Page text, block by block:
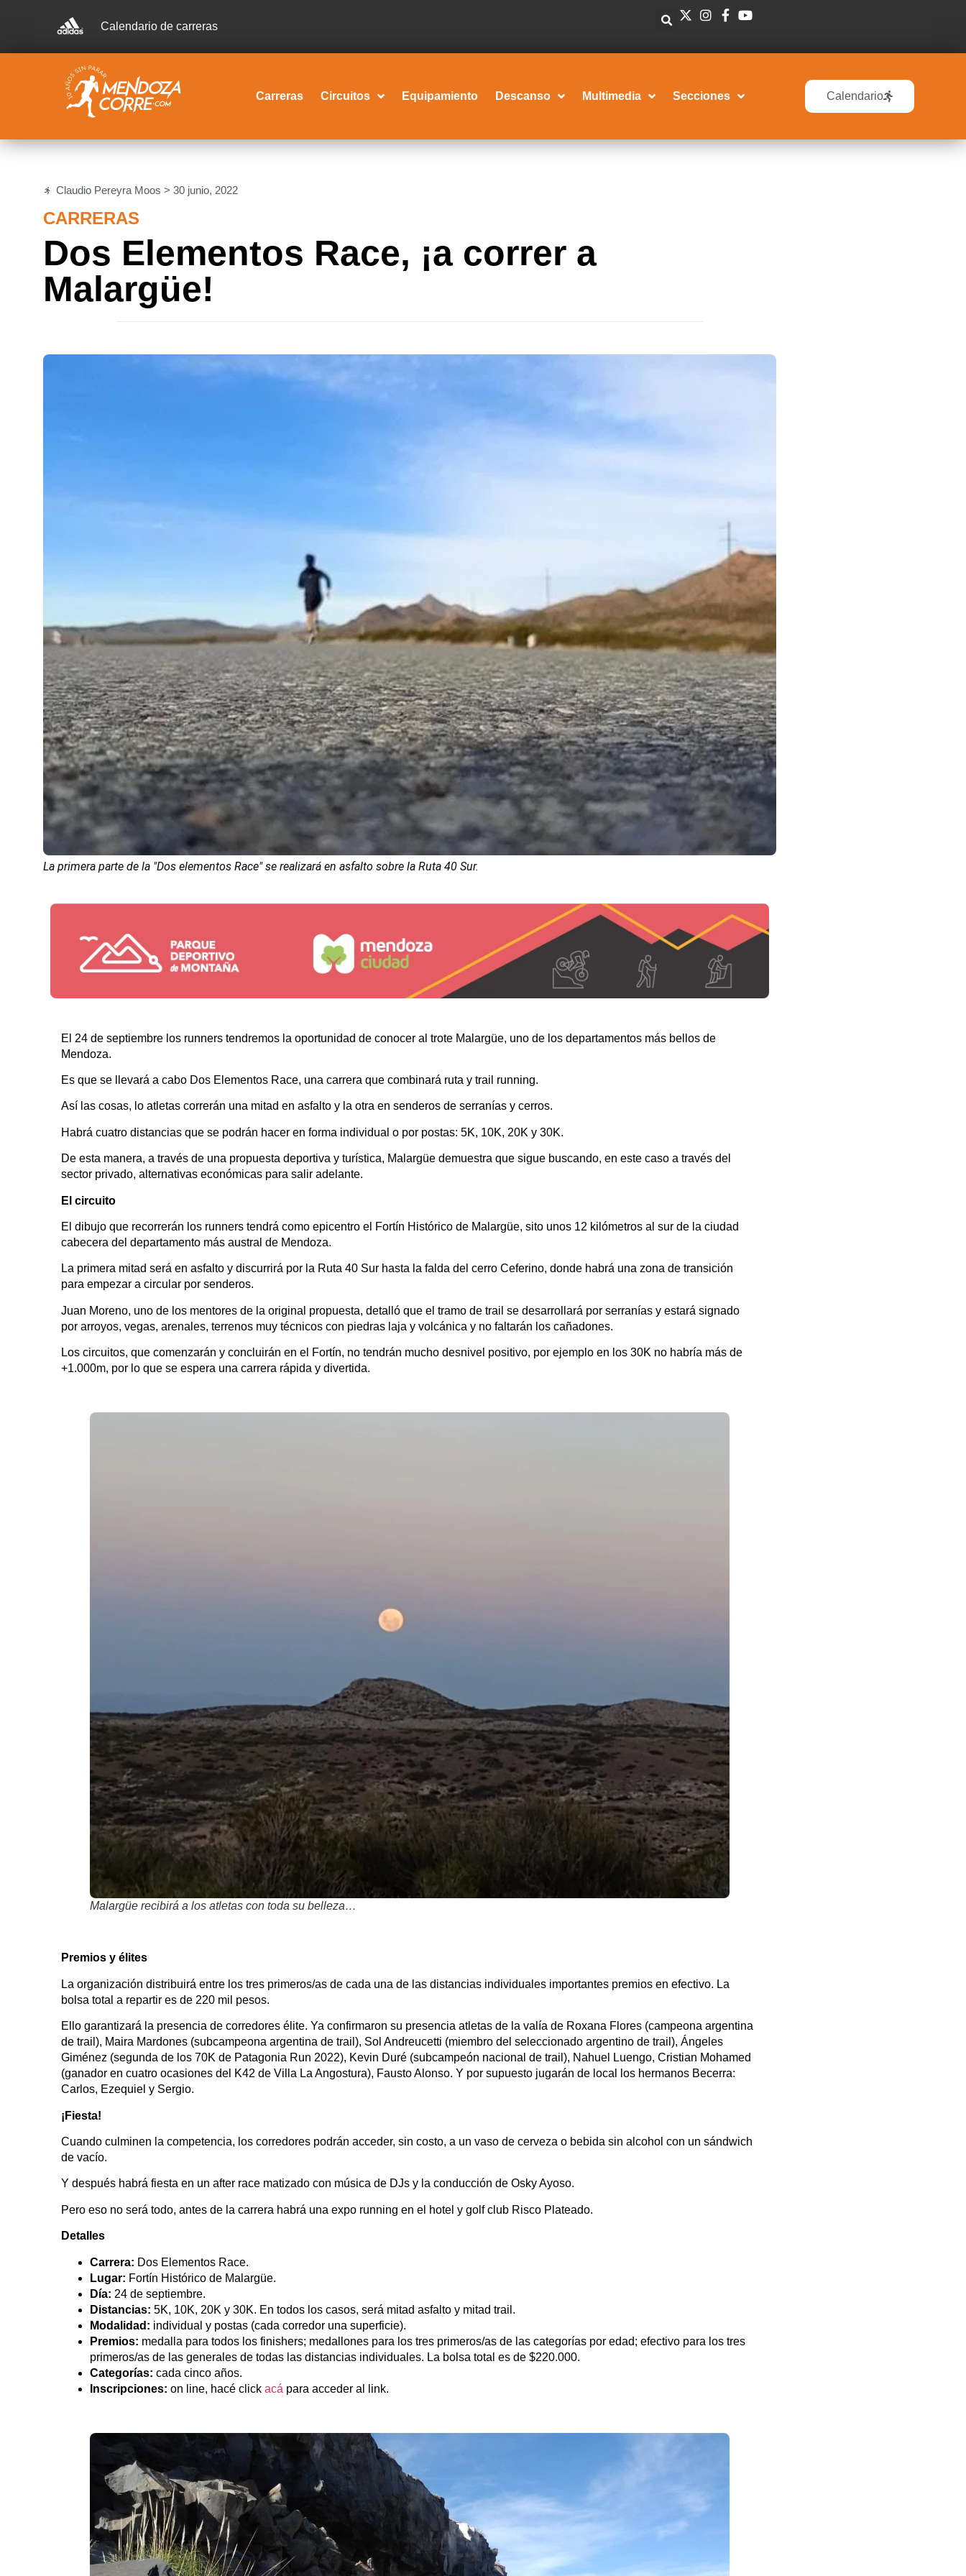
Calendario de carreras
Carreras Circuitos Equipamiento Descanso Multimedia Secciones Calendario
Claudio Pereyra Moos > 30 junio, 2022
CARRERAS
Dos Elementos Race, ¡a correr a
Malargüe!
La primera parte de la "Dos elementos Race" se realizará en asfalto sobre la Ruta 40 Sur.
El 24 de septiembre los runners tendremos la oportunidad de conocer al trote Malargüe, uno de los departamentos más bellos de
Mendoza.
Es que se llevará a cabo Dos Elementos Race, una carrera que combinará ruta y trail running.
Así las cosas, lo atletas correrán una mitad en asfalto y la otra en senderos de serranías y cerros.
Habrá cuatro distancias que se podrán hacer en forma individual o por postas: 5K, 10K, 20K y 30K.
De esta manera, a través de una propuesta deportiva y turística, Malargüe demuestra que sigue buscando, en este caso a través del
sector privado, alternativas económicas para salir adelante.
El circuito
El dibujo que recorrerán los runners tendrá como epicentro el Fortín Histórico de Malargüe, sito unos 12 kilómetros al sur de la ciudad
cabecera del departamento más austral de Mendoza.
La primera mitad será en asfalto y discurrirá por la Ruta 40 Sur hasta la falda del cerro Ceferino, donde habrá una zona de transición
para empezar a circular por senderos.
Juan Moreno, uno de los mentores de la original propuesta, detalló que el tramo de trail se desarrollará por serranías y estará signado
por arroyos, vegas, arenales, terrenos muy técnicos con piedras laja y volcánica y no faltarán los cañadones.
Los circuitos, que comenzarán y concluirán en el Fortín, no tendrán mucho desnivel positivo, por ejemplo en los 30K no habría más de
+1.000m, por lo que se espera una carrera rápida y divertida.
Malargüe recibirá a los atletas con toda su belleza…
Premios y élites
La organización distribuirá entre los tres primeros/as de cada una de las distancias individuales importantes premios en efectivo. La
bolsa total a repartir es de 220 mil pesos.
Ello garantizará la presencia de corredores élite. Ya confirmaron su presencia atletas de la valía de Roxana Flores (campeona argentina
de trail), Maira Mardones (subcampeona argentina de trail), Sol Andreucetti (miembro del seleccionado argentino de trail), Ángeles
Giménez (segunda de los 70K de Patagonia Run 2022), Kevin Duré (subcampeón nacional de trail), Nahuel Luengo, Cristian Mohamed
(ganador en cuatro ocasiones del K42 de Villa La Angostura), Fausto Alonso. Y por supuesto jugarán de local los hermanos Becerra:
Carlos, Ezequiel y Sergio.
¡Fiesta!
Cuando culminen la competencia, los corredores podrán acceder, sin costo, a un vaso de cerveza o bebida sin alcohol con un sándwich
de vacío.
Y después habrá fiesta en un after race matizado con música de DJs y la conducción de Osky Ayoso.
Pero eso no será todo, antes de la carrera habrá una expo running en el hotel y golf club Risco Plateado.
Detalles
Carrera: Dos Elementos Race.
Lugar: Fortín Histórico de Malargüe.
Día: 24 de septiembre.
Distancias: 5K, 10K, 20K y 30K. En todos los casos, será mitad asfalto y mitad trail.
Modalidad: individual y postas (cada corredor una superficie).
Premios: medalla para todos los finishers; medallones para los tres primeros/as de las categorías por edad; efectivo para los tres
primeros/as de las generales de todas las distancias individuales. La bolsa total es de $220.000.
Categorías: cada cinco años.
Inscripciones: on line, hacé click acá para acceder al link.